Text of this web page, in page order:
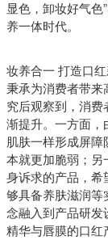
显色，卸妆好气
养一体时代。
妆养合一 打造口
秉承为消费者带
究后观察到，消
渐提升。一方面，
肌肤一样形成屏
本就更加脆弱；另
身诉求的产品，
够具备养肤滋润等
念融入到产品研发
精华与唇膜的口红